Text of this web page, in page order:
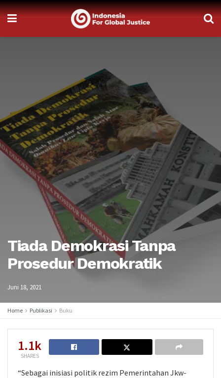
Tiada Demokrasi Tanpa
Prosedur Demokratik
Juni 18, 2021
Home Publikasi Buku
1.1k
SHARES
“Sebagai inisiasi politik rezim Pemerintahan Jkw-